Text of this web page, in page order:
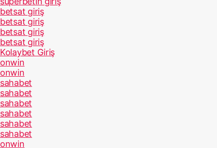
betsat giriş
betsat giriş
betsat giriş
betsat giriş
Kolaybet Giriş
onwin
onwin
sahabet
sahabet
sahabet
sahabet
sahabet
sahabet
onwin